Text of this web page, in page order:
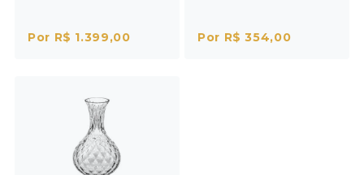
Por R$ 1.399,00 Por R$ 354,00